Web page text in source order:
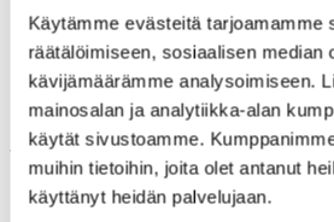
Käytämme evästeitä tarjoamamme
räätälöimiseen, sosiaalisen median
kävijämäärämme analysoimiseen.
mainosalan ja analytiikka-alan
käytät sivustoamme.
muihin tietoihin, joita olet antanut
käyttänyt heidän palvelujaan.
mukaan kaikista keinoista
hyvä rohkeasti keskustella.
Politiikkasuosituksissa ja uudessa
laaditussa raportissa päättäjiä
taloudellisia keinoja ja purkamaan
kiertotaloudelle. Lisäksi on luotava
kysyntää viestinnällä sekä lisättävä